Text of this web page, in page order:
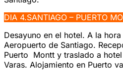
DIA 4.SANTIAGO – PUERTO
Desayuno en el hotel. A la
Aeropuerto de Santiago.
Puerto Montt y traslado a
Varas. Alojamiento en Puerto